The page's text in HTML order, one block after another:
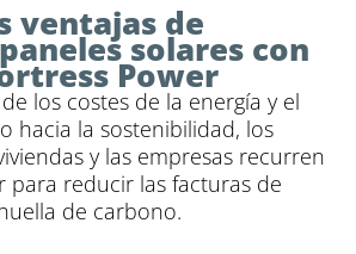
ventajas de
solares con
Power
los costes de la energía y el
hacia la sostenibilidad, los
y las empresas recurren
para reducir las facturas de
de carbono.